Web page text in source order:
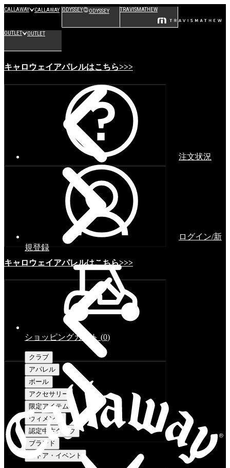
CALLAWAY CALLAWAY ODYSSEY ODYSSEY TRAVISMATHEW
OUTLET OUTLET
キャロウェイアパレルはこちら>>>
キャロウェイアパレルはこちら>>>
注文状況
ログイン/新
規登録
ショッピングカート (0)
クラブ
アパレル
ボール
アクセサリー
限定アイテム
ウィメンズ
認定中古クラブ
ブランド
ストア・イベント